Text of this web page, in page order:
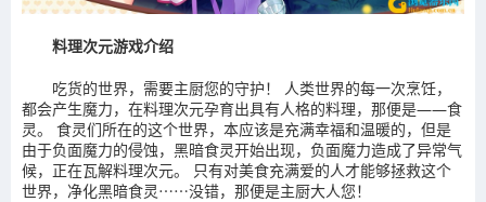
料理次元游戏介绍
吃货的世界，需要主厨您的守护！ 人类世界的每一次烹饪，
都会产生魔力，在料理次元孕育出具有人格的料理，那便是——食
灵。 食灵们所在的这个世界，本应该是充满幸福和温暖的，但是
由于负面魔力的侵蚀，黑暗食灵开始出现，负面魔力造成了异常气
候，正在瓦解料理次元。 只有对美食充满爱的人才能够拯救这个
世界，净化黑暗食灵⋯⋯没错，那便是主厨大人您！